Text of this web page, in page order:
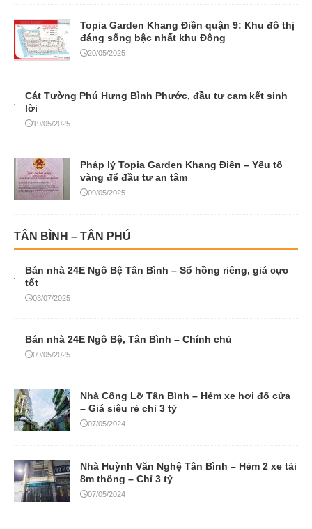
Topia Garden Khang Điền quận 9: Khu đô thị
đáng sống bậc nhất khu Đông
20/05/2025
Cát Tường Phú Hưng Bình Phước, đầu tư cam kết sinh
lời
19/05/2025
Pháp lý Topia Garden Khang Điền – Yếu tố
vàng để đầu tư an tâm
09/05/2025
TÂN BÌNH – TÂN PHÚ
Bán nhà 24E Ngô Bệ Tân Bình – Sổ hồng riêng, giá cực
tốt
03/07/2025
Bán nhà 24E Ngô Bệ, Tân Bình – Chính chủ
09/05/2025
Nhà Cống Lỡ Tân Bình – Hẻm xe hơi đổ cửa
– Giá siêu rẻ chỉ 3 tỷ
07/05/2024
Nhà Huỳnh Văn Nghệ Tân Bình – Hẻm 2 xe tải
8m thông – Chỉ 3 tỷ
07/05/2024